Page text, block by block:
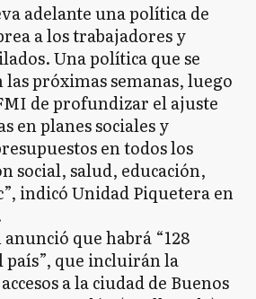
adelante una política de
a los trabajadores y
Una política que se
próximas semanas, luego
de profundizar el ajuste
en planes sociales y
en todos los
social, salud, educación,
indicó Unidad Piquetera en
que habrá “128
país”, que incluirán la
a la ciudad de Buenos